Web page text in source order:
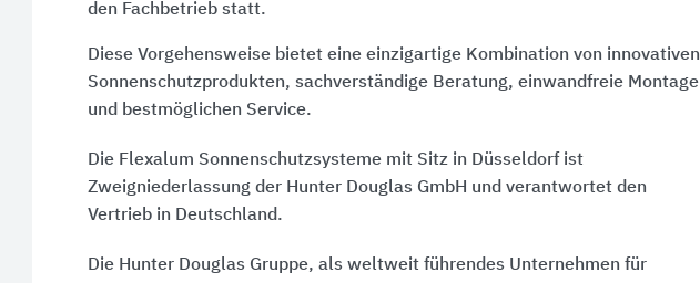
den Fachbetrieb statt.
Diese Vorgehensweise bietet eine einzigartige Kombination von innovativen
Sonnenschutzprodukten, sachverständige Beratung, einwandfreie Montage
und bestmöglichen Service.
Die Flexalum Sonnenschutzsysteme mit Sitz in Düsseldorf ist
Zweigniederlassung der Hunter Douglas GmbH und verantwortet den
Vertrieb in Deutschland.
Die Hunter Douglas Gruppe, als weltweit führendes Unternehmen für